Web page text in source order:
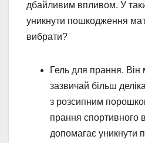
дбайливим впливом. У
уникнути пошкодження
вибрати?
Гель для прання. Він
зазвичай більш
з розсипним
прання спортивного
допомагає уникнути